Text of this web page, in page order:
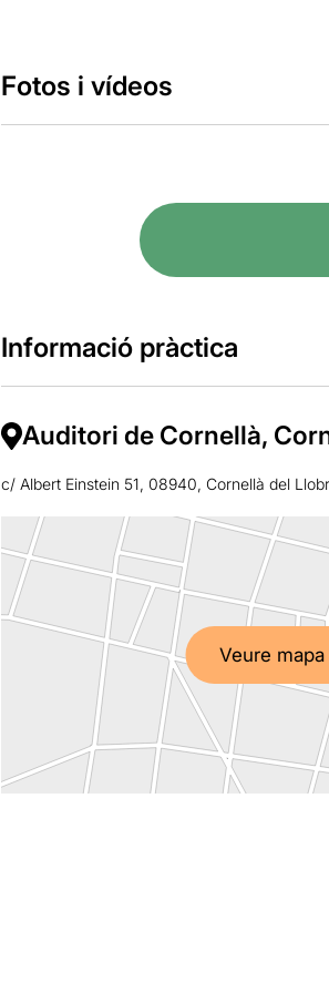
Fotos i vídeos
Informació pràctica
Auditori de Cornellà,
c/ Albert Einstein 51, 08940, Cornellà del
Veure mapa